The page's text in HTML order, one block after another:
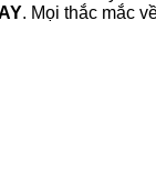
. Mọi thắc mắc